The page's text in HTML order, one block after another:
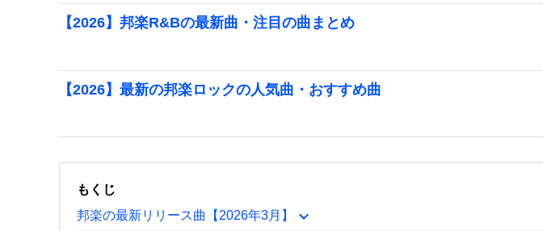
【2026】邦楽R&Bの最新曲・注目の曲まとめ
【2026】最新の邦楽ロックの人気曲・おすすめ曲
もくじ
邦楽の最新リリース曲【2026年3月】
expand_more